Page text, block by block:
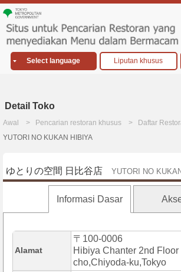
Select language Liputan khusus
Detail Toko
Awal Pencarian restoran khusus
Daftar
YUTORI NO KUKAN HIBIYA
ゆとりの空間 日比谷店 YUTORI NO
Informasi Dasar
Alamat
〒100-0006
Hibiya Chanter 2nd Floor
cho,Chiyoda-ku,Tokyo